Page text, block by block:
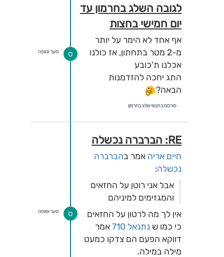
לגובה השלג בחרמון עד
יום חמישי בחצות
אף אחד לא הימר על יותר
מ-2 מטר בתחתון, אז כולנו
אכלנו ת'כובע
התג יחכה להזדמנות
הבאה?
פורסם בתנאי שלג בחרמון
ס סער וסופה
RE: הברברה נכשלה
חיים אריה אמר בהברברה
נכשלה:
אבל אני רוטן על החזאים
והמגזימים למיניהם
אין לך מה לרטון על החזאים
כי כמו ש נתנאל 710
אמר
דווקא הפעם הם צדקו כמעט
מילה במילה.
ס סער וסופה